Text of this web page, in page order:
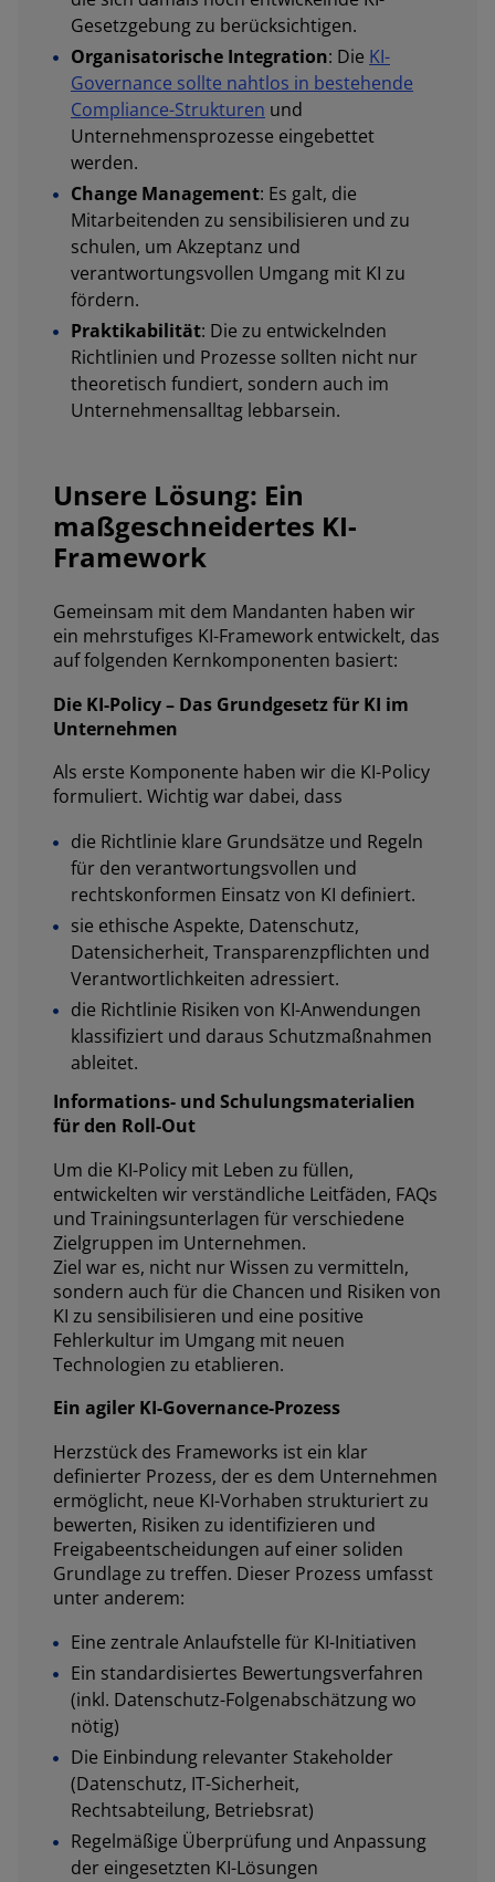
Gesetzgebung zu berücksichtigen.
Organisatorische Integration: Die KI-
Governance sollte nahtlos in bestehende
Compliance-Strukturen und
Unternehmensprozesse eingebettet
werden.
Change Management: Es galt, die
Mitarbeitenden zu sensibilisieren und zu
schulen, um Akzeptanz und
verantwortungsvollen Umgang mit KI zu
fördern.
Praktikabilität: Die zu entwickelnden
Richtlinien und Prozesse sollten nicht nur
theoretisch fundiert, sondern auch im
Unternehmensalltag lebbarsein.
Unsere Lösung: Ein
maßgeschneidertes KI-
Framework
Gemeinsam mit dem Mandanten haben wir
ein mehrstufiges KI-Framework entwickelt, das
auf folgenden Kernkomponenten basiert:
Die KI-Policy – Das Grundgesetz für KI im
Unternehmen
Als erste Komponente haben wir die KI-Policy
formuliert. Wichtig war dabei, dass
die Richtlinie klare Grundsätze und Regeln
für den verantwortungsvollen und
rechtskonformen Einsatz von KI definiert.
sie ethische Aspekte, Datenschutz,
Datensicherheit, Transparenzpflichten und
Verantwortlichkeiten adressiert.
die Richtlinie Risiken von KI-Anwendungen
klassifiziert und daraus Schutzmaßnahmen
ableitet.
Informations- und Schulungsmaterialien
für den Roll-Out
Um die KI-Policy mit Leben zu füllen,
entwickelten wir verständliche Leitfäden, FAQs
und Trainingsunterlagen für verschiedene
Zielgruppen im Unternehmen.
Ziel war es, nicht nur Wissen zu vermitteln,
sondern auch für die Chancen und Risiken von
KI zu sensibilisieren und eine positive
Fehlerkultur im Umgang mit neuen
Technologien zu etablieren.
Ein agiler KI-Governance-Prozess
Herzstück des Frameworks ist ein klar
definierter Prozess, der es dem Unternehmen
ermöglicht, neue KI-Vorhaben strukturiert zu
bewerten, Risiken zu identifizieren und
Freigabeentscheidungen auf einer soliden
Grundlage zu treffen. Dieser Prozess umfasst
unter anderem:
Eine zentrale Anlaufstelle für KI-Initiativen
Ein standardisiertes Bewertungsverfahren
(inkl. Datenschutz-Folgenabschätzung wo
nötig)
Die Einbindung relevanter Stakeholder
(Datenschutz, IT-Sicherheit,
Rechtsabteilung, Betriebsrat)
Regelmäßige Überprüfung und Anpassung
der eingesetzten KI-Lösungen